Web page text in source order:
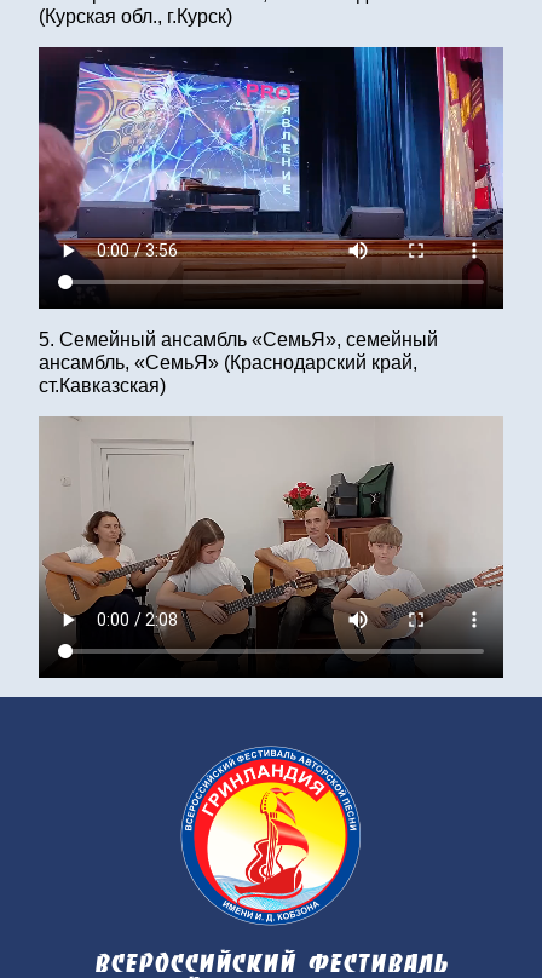
(Курская обл., г.Курск)
5. Семейный ансамбль «СемьЯ», семейный
ансамбль, «СемьЯ» (Краснодарский край,
ст.Кавказская)
Всероссийский фестиваль